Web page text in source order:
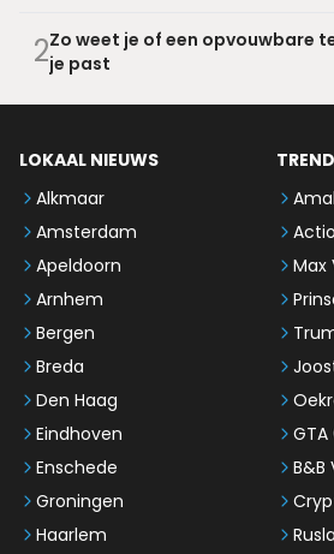
2Zo weet je of een opvouwbare
je past
LOKAAL NIEUWS
Alkmaar
Amsterdam
Apeldoorn
Arnhem
Bergen
Breda
Den Haag
Eindhoven
Enschede
Groningen
Haarlem
Max
GTA
B&B